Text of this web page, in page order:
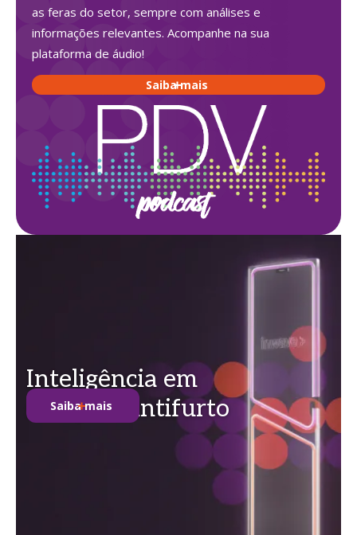
as feras do setor, sempre com análises e
informações relevantes. Acompanhe na sua
plataforma de áudio!
Saiba mais
Inteligência em
soluções antifurto
Saiba mais